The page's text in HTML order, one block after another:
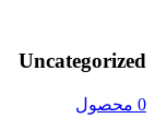
Uncategorized
0 محصول